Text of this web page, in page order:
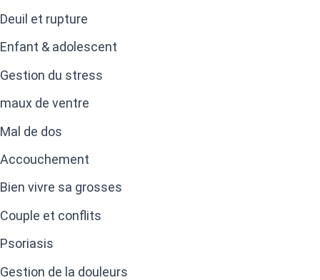
Deuil et rupture
Enfant & adolescent
Gestion du stress
maux de ventre
Mal de dos
Accouchement
Bien vivre sa grosses
Couple et conflits
Psoriasis
Gestion de la douleurs